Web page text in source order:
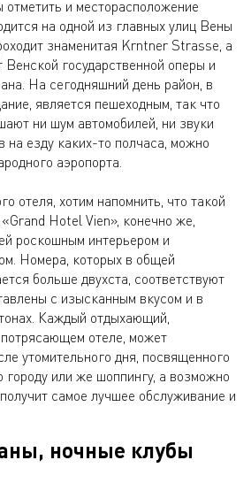
отметить и месторасположение
на одной из главных улиц Вены
знаменитая Krntner Strasse, а
Венской государственной оперы и
На сегодняшний день район, в
является пешеходным, так что
ни шум автомобилей, ни звуки
на езду каких-то полчаса, можно
аэропорта.
отеля, хотим напомнить, что такой
Hotel Vien», конечно же,
роскошным интерьером и
Номера, которых в общей
больше двухста, соответствуют
с изысканным вкусом и в
Каждый отдыхающий,
отеле, может
утомительного дня, посвященного
городу или же шоппингу, а возможно
самое лучшее обслуживание и
ночные клубы